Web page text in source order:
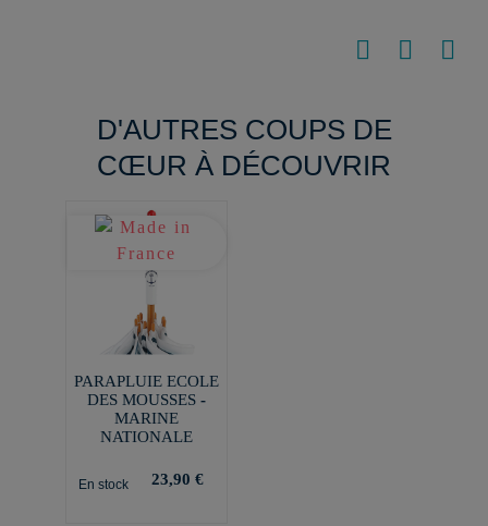
D'AUTRES COUPS DE
CŒUR À DÉCOUVRIR
PARAPLUIE ECOLE
DES MOUSSES -
MARINE
NATIONALE
En stock 23,90 €